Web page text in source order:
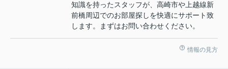
知識を持ったスタッフが、高崎市や上越線新
前橋周辺でのお部屋探しを快適にサポート致
します。まずはお問い合わせください。
情報の見方